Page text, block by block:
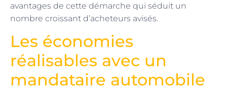
avantages de cette démarche qui séduit un
nombre croissant d’acheteurs avisés.
Les économies
réalisables avec un
mandataire automobile